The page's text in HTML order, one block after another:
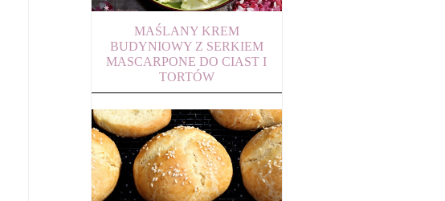
MAŚLANY KREM
BUDYNIOWY Z SERKIEM
MASCARPONE DO CIAST I
TORTÓW